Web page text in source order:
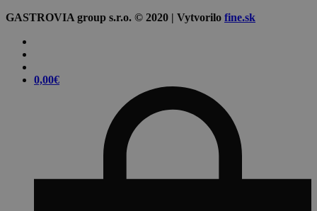
GASTROVIA group s.r.o. © 2020 | Vytvorilo fine.sk
0,00€